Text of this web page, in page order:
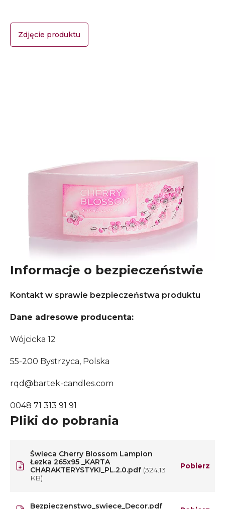
Zdjęcie produktu
Informacje o bezpieczeństwie
Kontakt w sprawie bezpieczeństwa produktu
Dane adresowe producenta:
Wójcicka 12
55-200 Bystrzyca, Polska
rqd@bartek-candles.com
0048 71 313 91 91
Pliki do pobrania
Świeca Cherry Blossom Lampion
Łezka 265x95 _KARTA
CHARAKTERYSTYKI_PL.2.0.pdf (324.13
KB)
Pobierz
Bezpieczenstwo_swiece_Decor.pdf